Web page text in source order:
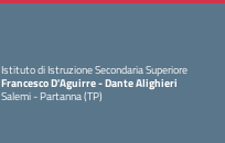
Istituto di Istruzione Secondaria Superiore
Francesco D'Aguirre - Dante Alighieri
Salemi - Partanna (TP)